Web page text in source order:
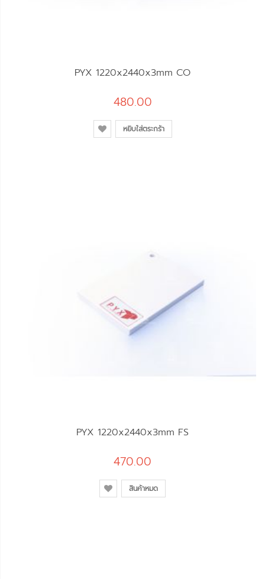
PYX 1220x2440x3mm CO
480.00
หยิบใส่ตระกร้า
PYX 1220x2440x3mm FS
470.00
สินค้าหมด